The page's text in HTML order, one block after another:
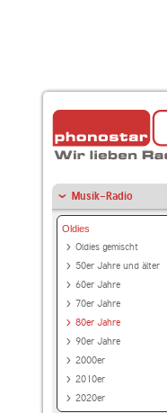
Musik-Radio
Oldies
Oldies gemischt
50er Jahre und älter
60er Jahre
70er Jahre
80er Jahre
90er Jahre
2000er
2010er
2020er